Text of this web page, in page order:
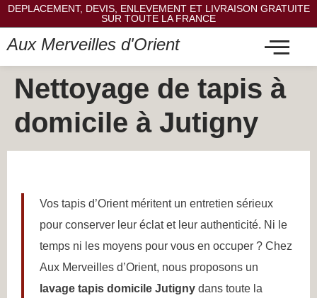
DEPLACEMENT, DEVIS, ENLEVEMENT ET LIVRAISON GRATUITE
SUR TOUTE LA FRANCE
Aux Merveilles d'Orient
Nettoyage de tapis à
domicile à Jutigny
Vos tapis d’Orient méritent un entretien sérieux
pour conserver leur éclat et leur authenticité. Ni le
temps ni les moyens pour vous en occuper ? Chez
Aux Merveilles d’Orient, nous proposons un
lavage tapis domicile Jutigny dans toute la